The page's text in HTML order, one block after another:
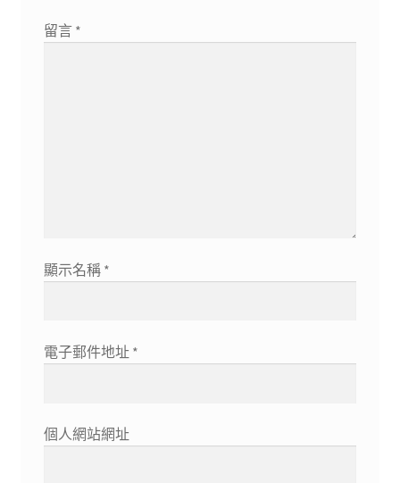
留言 *
顯示名稱 *
電子郵件地址 *
個人網站網址